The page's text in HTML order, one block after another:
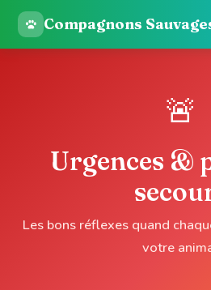
Compagnons
🚨
Urgences &
Les bons réflexes quand
votre